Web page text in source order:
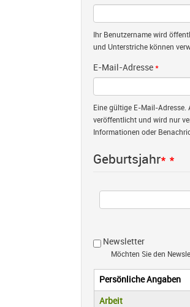
Ihr Benutzername wird
und Unterstriche können
E-Mail-Adresse *
Eine gültige E-Mail-Adresse.
veröffentlicht und wird nur
Informationen oder
Geburtsjahr* *
Newsletter
Möchten Sie den
Vertikale
Persönliche Angaben
(aktiver Reiter)
Arbeit